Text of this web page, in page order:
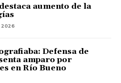
aumento de la
2026
Defensa de
amparo por
en Río Bueno